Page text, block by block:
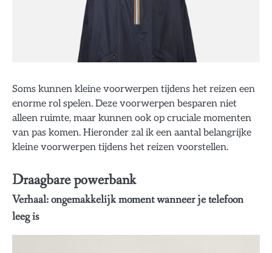
Soms kunnen kleine voorwerpen tijdens het reizen een
enorme rol spelen. Deze voorwerpen besparen niet
alleen ruimte, maar kunnen ook op cruciale momenten
van pas komen. Hieronder zal ik een aantal belangrijke
kleine voorwerpen tijdens het reizen voorstellen.
Draagbare powerbank
Verhaal: ongemakkelijk moment wanneer je telefoon
leeg is